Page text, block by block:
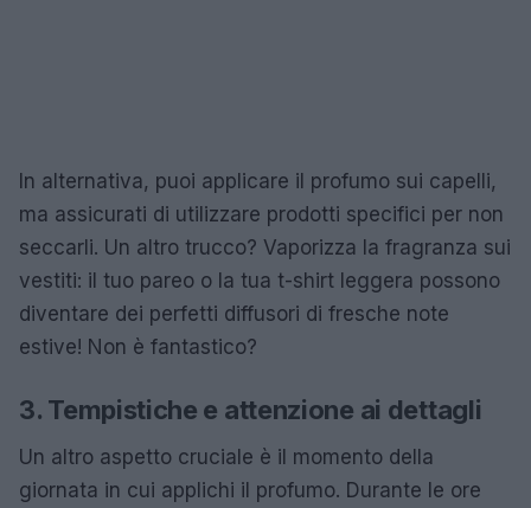
In alternativa, puoi applicare il profumo sui capelli,
ma assicurati di utilizzare prodotti specifici per non
seccarli. Un altro trucco? Vaporizza la fragranza sui
vestiti: il tuo pareo o la tua t-shirt leggera possono
diventare dei perfetti diffusori di fresche note
estive! Non è fantastico?
3. Tempistiche e attenzione ai dettagli
Un altro aspetto cruciale è il momento della
giornata in cui applichi il profumo. Durante le ore